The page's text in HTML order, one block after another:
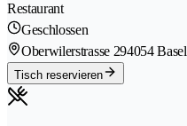
Restaurant
Geschlossen
Oberwilerstrasse 294054 Basel
Tisch reservieren